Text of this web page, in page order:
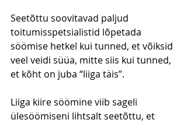
Seetõttu soovitavad paljud
toitumisspetsialistid lõpetada
söömise hetkel kui tunned, et võiksid
veel veidi süüa, mitte siis kui tunned,
et kõht on juba “liiga täis”.
Liiga kiire söömine viib sageli
ülesöömiseni lihtsalt seetõttu, et